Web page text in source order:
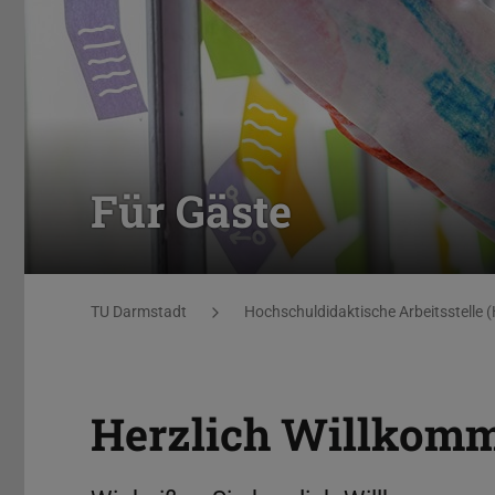
Für Gäste
Sie befinden sich hier:
TU Darmstadt Hochschuldidaktische Arbeitsstelle
Herzlich